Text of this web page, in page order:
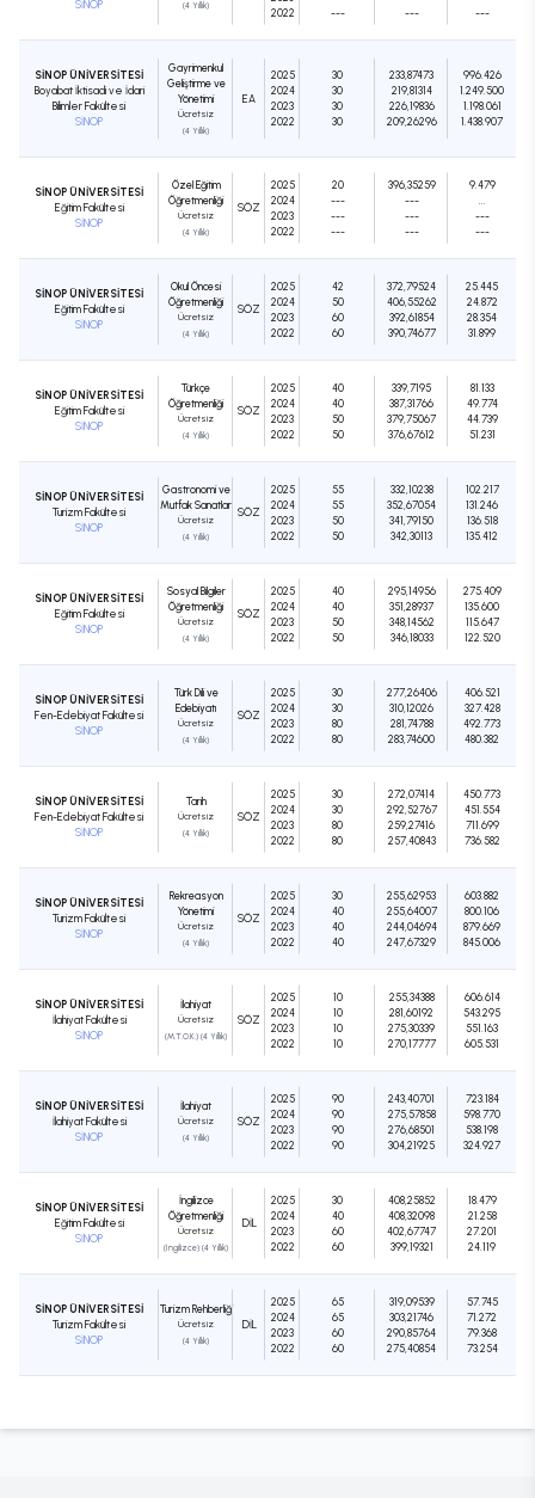
SİNOP (4 Yıllık)
2022
---
---
---
SİNOP ÜNİVERSİTESİ
Boyabat İktisadi ve İdari
Bilimler Fakültesi
SİNOP
Gayrimenkul
Geliştirme ve
Yönetimi
Ücretsiz
(4 Yıllık)
EA
2025
2024
2023
2022
30
30
30
30
233,87473
219,81314
226,19836
209,26296
996.426
1.249.500
1.198.061
1.438.907
SİNOP ÜNİVERSİTESİ
Eğitim Fakültesi
SİNOP
Özel Eğitim
Öğretmenliği
Ücretsiz
(4 Yıllık)
SÖZ
2025
2024
2023
2022
20
---
---
---
396,35259
---
---
---
9.479
---
---
SİNOP ÜNİVERSİTESİ
Eğitim Fakültesi
SİNOP
Okul Öncesi
Öğretmenliği
Ücretsiz
(4 Yıllık)
SÖZ
2025
2024
2023
2022
42
50
60
60
372,79524
406,55262
392,61854
390,74677
25.445
24.872
28.354
31.899
SİNOP ÜNİVERSİTESİ
Eğitim Fakültesi
SİNOP
Türkçe
Öğretmenliği
Ücretsiz
(4 Yıllık)
SÖZ
2025
2024
2023
2022
40
40
50
50
339,7195
387,31766
379,75067
376,67612
81.133
49.774
44.739
51.231
SİNOP ÜNİVERSİTESİ
Turizm Fakültesi
SİNOP
Gastronomi ve
Mutfak Sanatları
Ücretsiz
(4 Yıllık)
SÖZ
2025
2024
2023
2022
55
55
50
50
332,10238
352,67054
341,79150
342,30113
102.217
131.246
136.518
135.412
SİNOP ÜNİVERSİTESİ
Eğitim Fakültesi
SİNOP
Sosyal Bilgiler
Öğretmenliği
Ücretsiz
(4 Yıllık)
SÖZ
2025
2024
2023
2022
40
40
50
50
295,14956
351,28937
348,14562
346,18033
275.409
135.600
115.647
122.520
SİNOP ÜNİVERSİTESİ
Fen-Edebiyat Fakültesi
SİNOP
Türk Dili ve
Edebiyatı
Ücretsiz
(4 Yıllık)
SÖZ
2025
2024
2023
2022
30
30
80
80
277,26406
310,12026
281,74788
283,74600
406.521
327.428
492.773
480.382
SİNOP ÜNİVERSİTESİ
Fen-Edebiyat Fakültesi
SİNOP
Tarih
Ücretsiz
(4 Yıllık)
SÖZ
2025
2024
2023
2022
30
30
80
80
272,07414
292,52767
259,27416
257,40843
450.773
451.554
711.699
736.582
SİNOP ÜNİVERSİTESİ
Turizm Fakültesi
SİNOP
Rekreasyon
Yönetimi
Ücretsiz
(4 Yıllık)
SÖZ
2025
2024
2023
2022
30
40
40
40
255,62953
255,64007
244,04694
247,67329
603.882
800.106
879.669
845.006
SİNOP ÜNİVERSİTESİ
İlahiyat Fakültesi
SİNOP
İlahiyat
Ücretsiz
(M.T.O.K.) (4 Yıllık)
SÖZ
2025
2024
2023
2022
10
10
10
10
255,34388
281,60192
275,30339
270,17777
606.614
543.295
551.163
605.531
SİNOP ÜNİVERSİTESİ
İlahiyat Fakültesi
SİNOP
İlahiyat
Ücretsiz
(4 Yıllık)
SÖZ
2025
2024
2023
2022
90
90
90
90
243,40701
275,57858
276,68501
304,21925
723.184
598.770
538.198
324.927
SİNOP ÜNİVERSİTESİ
Eğitim Fakültesi
SİNOP
İngilizce
Öğretmenliği
Ücretsiz
(İngilizce) (4 Yıllık)
DIL
2025
2024
2023
2022
30
40
60
60
408,25852
408,32098
402,67747
399,19321
18.479
21.258
27.201
24.119
SİNOP ÜNİVERSİTESİ
Turizm Fakültesi
SİNOP
Turizm Rehberliği
Ücretsiz
(4 Yıllık)
DIL
2025
2024
2023
2022
65
65
60
60
319,09539
303,21746
290,85764
275,40854
57.745
71.272
79.368
73.254